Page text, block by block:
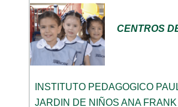
CENTROS
INSTITUTO PEDAGOGICO
JARDIN DE NIÑOS ANA FRANK